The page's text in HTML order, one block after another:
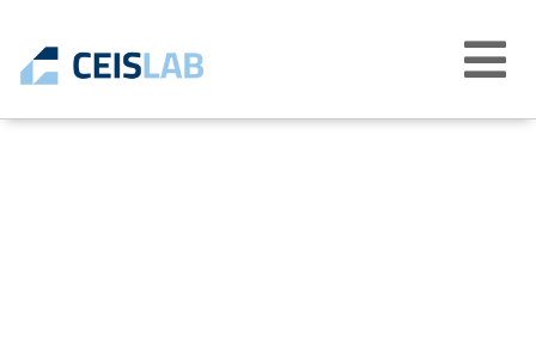
Abrir
menú